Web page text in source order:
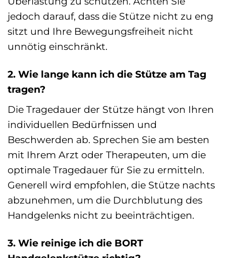
jedoch darauf, dass die Stütze nicht zu eng
sitzt und Ihre Bewegungsfreiheit nicht
unnötig einschränkt.
2. Wie lange kann ich die Stütze am Tag
tragen?
Die Tragedauer der Stütze hängt von Ihren
individuellen Bedürfnissen und
Beschwerden ab. Sprechen Sie am besten
mit Ihrem Arzt oder Therapeuten, um die
optimale Tragedauer für Sie zu ermitteln.
Generell wird empfohlen, die Stütze nachts
abzunehmen, um die Durchblutung des
Handgelenks nicht zu beeinträchtigen.
3. Wie reinige ich die BORT